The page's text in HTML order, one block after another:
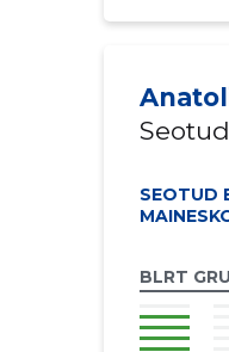
SEOTUD
BLRT